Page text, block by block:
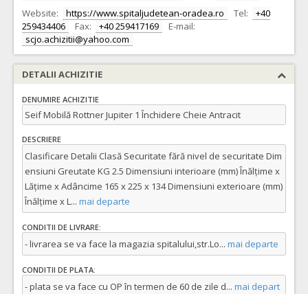
Website:
https://www.spitaljudetean-oradea.ro Tel:
+40
259434406
Fax: +40 259417169
E-mail:
scjo.achizitii@yahoo.com
DETALII ACHIZITIE
DENUMIRE ACHIZITIE
Seif Mobilă Rottner Jupiter 1 Închidere Cheie Antracit
DESCRIERE
Clasificare Detalii Clasă Securitate fără nivel de securitate Dim
ensiuni Greutate KG 2.5 Dimensiuni interioare (mm) Înălțime x
Lățime x Adâncime 165 x 225 x 134 Dimensiuni exterioare (mm)
Înălțime x L... mai departe
CONDITII DE LIVRARE:
- livrarea se va face la magazia spitalului,str.Lo... mai departe
CONDITII DE PLATA:
- plata se va face cu OP în termen de 60 de zile d... mai depart